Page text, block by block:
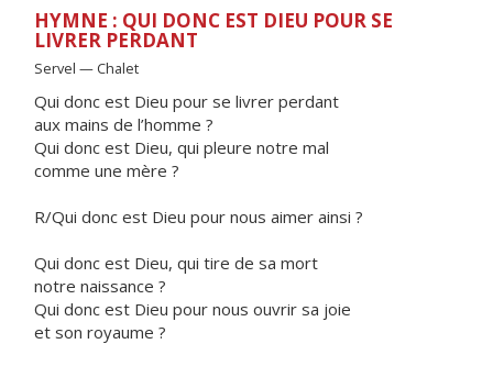
HYMNE : QUI DONC EST DIEU POUR SE
LIVRER PERDANT
Servel — Chalet
Qui donc est Dieu pour se livrer perdant
aux mains de l’homme ?
Qui donc est Dieu, qui pleure notre mal
comme une mère ?
R/Qui donc est Dieu pour nous aimer ainsi ?
Qui donc est Dieu, qui tire de sa mort
notre naissance ?
Qui donc est Dieu pour nous ouvrir sa joie
et son royaume ?